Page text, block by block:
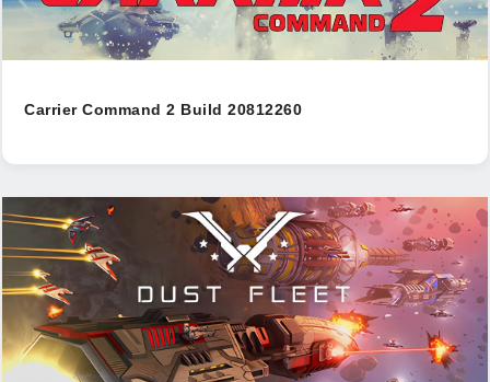
Carrier Command 2 Build 20812260